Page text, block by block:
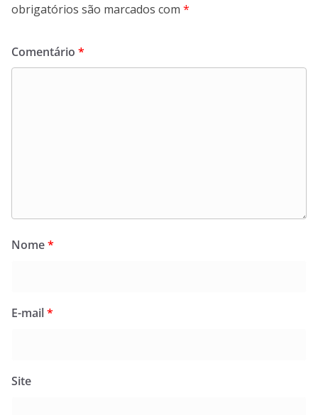
obrigatórios são marcados com *
Comentário *
Nome*
E-mail*
Site